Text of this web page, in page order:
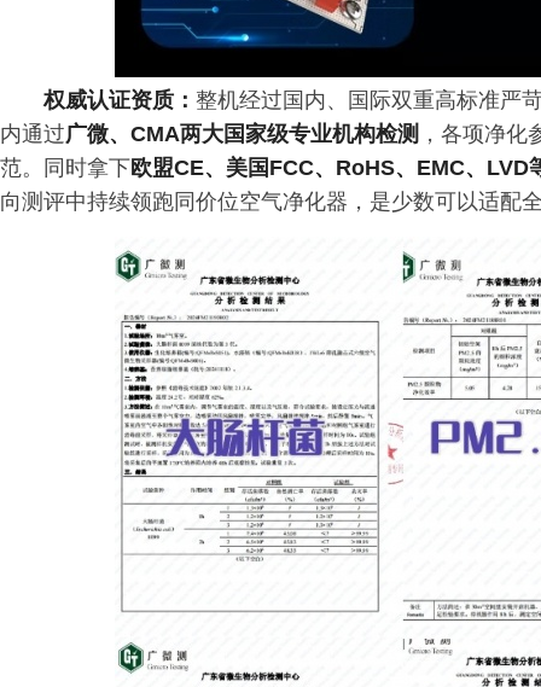
权威认证资质： 整机经过国内、国际双重高标准严
内通过广微、CMA两大国家级专业机构检测 ，各项净
范。同时拿下欧盟CE、美国FCC、RoHS、EMC、LVD
向测评中持续领跑同价位空气净化器，是少数可以适配